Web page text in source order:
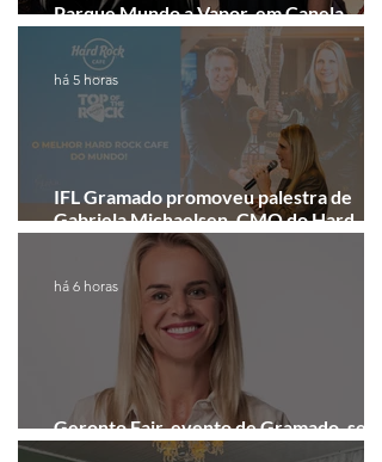
Parque Mundo a Vapor, em Canela,
recebe festival eletrônico em agosto
IFL Gramado promoveu palestra de
Gabriela Michaelsen, CMO do Hard
Rock Cafe Gramado
há 5 horas
Geronto Fair, evento de Gramado, será
realizada em formato digital
há 6 horas